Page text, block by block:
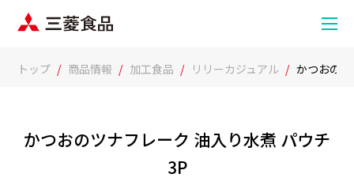
トップ 商品情報 加工食品 リリーカジュアル かつおの
かつおのツナフレーク 油入り水煮 パウチ
3P